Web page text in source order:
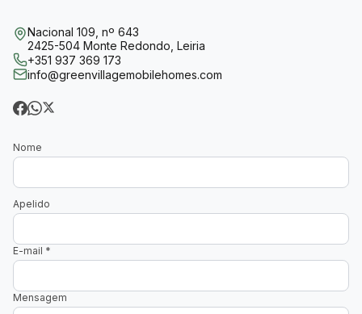
Nacional 109, nº 643
2425-504 Monte Redondo, Leiria
+351 937 369 173
info@greenvillagemobilehomes.com
Nome
Apelido
E-mail *
Mensagem